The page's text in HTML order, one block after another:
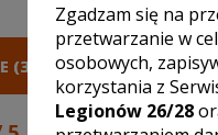
(3)
Zgadzam się na
przetwarzanie w
osobowych,
korzystania z
Legionów 26/28